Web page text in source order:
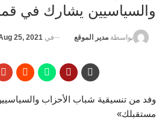
والسياسيين يشارك في
بواسطة مدير الموقع في 25, 2021
وفد من تنسيقية شباب الأحزاب
مستقبلك»